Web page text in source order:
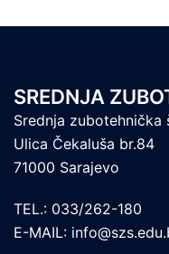
SREDNJA
Srednja zubotehnička
Ulica Čekaluša br.84
71000 Sarajevo
TEL.: 033/262-180
E-MAIL: